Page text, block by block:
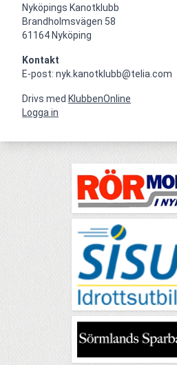
Nyköpings Kanotklubb
Brandholmsvägen 58
61164 Nyköping
Kontakt
E-post: nyk.kanotklubb@telia.com
Drivs med KlubbenOnline
Logga in